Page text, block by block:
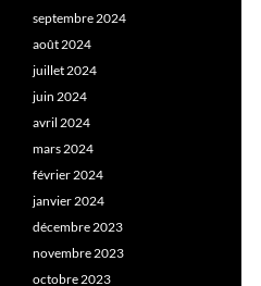
septembre 2024
août 2024
juillet 2024
juin 2024
avril 2024
mars 2024
février 2024
janvier 2024
décembre 2023
novembre 2023
octobre 2023